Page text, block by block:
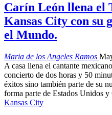
Carín León llena el
Kansas City con su
el Mundo.
Maria de los Angeles Ramos
A casa llena el cantante
concierto de dos horas y 50
éxitos sino también parte de su
forma parte de Estados Unidos
Kansas City